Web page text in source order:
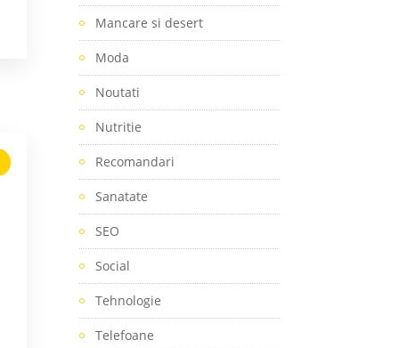
Mancare si desert
Moda
Noutati
Nutritie
Recomandari
Sanatate
SEO
Social
Tehnologie
Telefoane